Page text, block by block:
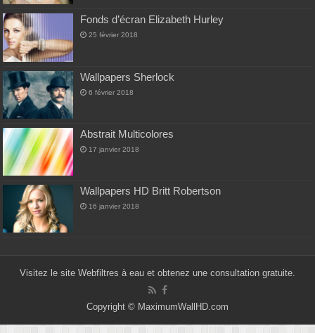
Fonds d’écran Elizabeth Hurley
25 février 2018
Wallpapers Sherlock
6 février 2018
Abstrait Multicolores
17 janvier 2018
Wallpapers HD Britt Robertson
16 janvier 2018
Visitez le site Webfiltres à eau et obtenez une consultation gratuite.
Copyright © MaximumWallHD.com